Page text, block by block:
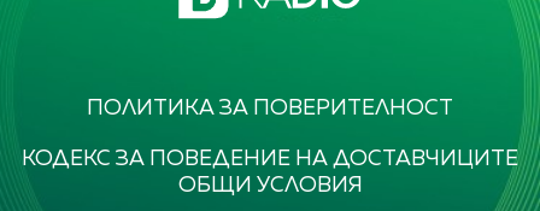
ПОЛИТИКА ЗА ПОВЕРИТЕЛНОСТ
КОДЕКС ЗА ПОВЕДЕНИЕ НА ДОСТАВЧИЦИТЕ
ОБЩИ УСЛОВИЯ